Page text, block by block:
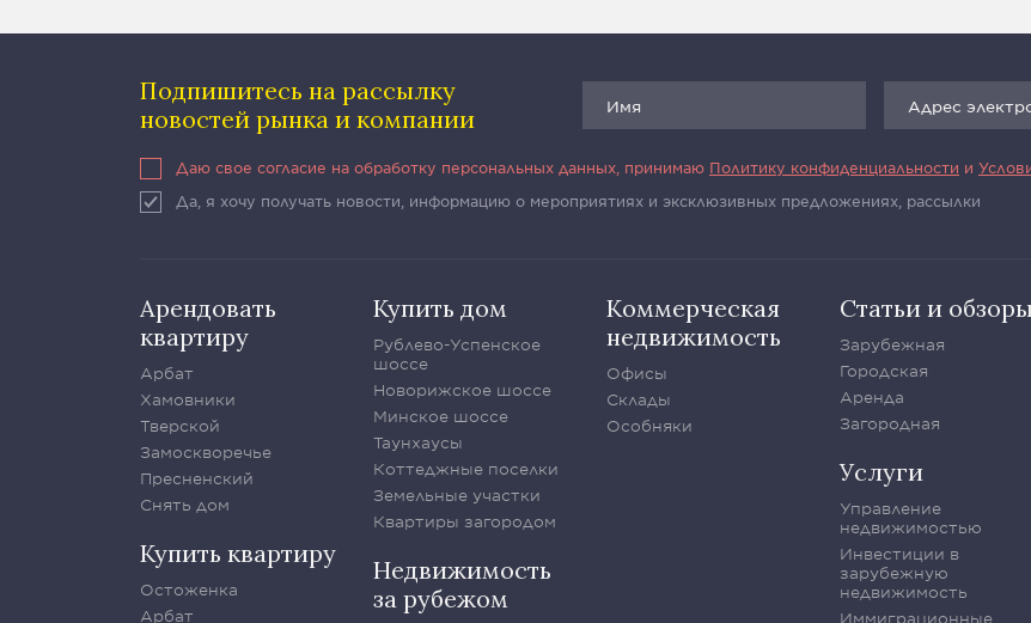
Подпишитесь на рассылку
новостей рынка и компании
Даю свое согласие на обработку персональных данных, принимаю Политику конфиденциальности и
Да, я хочу получать новости, информацию о мероприятиях и эксклюзивных предложениях, рассылки
Арендовать
квартиру
Арбат
Хамовники
Тверской
Замоскворечье
Пресненский
Снять дом
Купить квартиру
Остоженка
Арбат
Купить дом
Рублево-Успенское
шоссе
Новорижское шоссе
Минское шоссе
Таунхаусы
Коттеджные поселки
Земельные участки
Квартиры загородом
Недвижимость
за рубежом
Коммерческая
недвижимость
Офисы
Склады
Особняки
Статьи и обзоры
Зарубежная
Городская
Аренда
Загородная
Услуги
Управление
недвижимостью
Инвестиции в
зарубежную
недвижимость
Иммиграционные